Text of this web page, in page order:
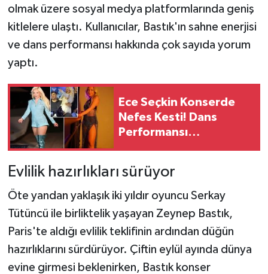
olmak üzere sosyal medya platformlarında geniş
kitlelere ulaştı. Kullanıcılar, Bastık'ın sahne enerjisi
ve dans performansı hakkında çok sayıda yorum
yaptı.
Ece Seçkin Konserde
Nefes Kesti! Dans
Performansı
Evlilik hazırlıkları sürüyor
Öte yandan yaklaşık iki yıldır oyuncu Serkay
Tütüncü ile birliktelik yaşayan Zeynep Bastık,
Paris'te aldığı evlilik teklifinin ardından düğün
hazırlıklarını sürdürüyor. Çiftin eylül ayında dünya
evine girmesi beklenirken, Bastık konser